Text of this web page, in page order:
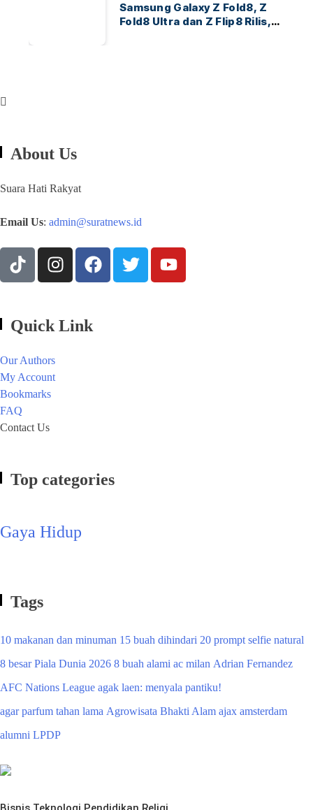
Samsung Galaxy Z Fold8, Z
Fold8 Ultra dan Z Flip8 Rilis,
About Us
Suara Hati Rakyat
Email Us: admin@suratnews.id
Quick Link
Our Authors
My Account
Bookmarks
FAQ
Contact Us
Top categories
Gaya Hidup
Tags
10 makanan dan minuman 15 buah dihindari 20 prompt selfie natural
8 besar Piala Dunia 2026 8 buah alami ac milan Adrian Fernandez
AFC Nations League agak laen: menyala pantiku!
agar parfum tahan lama Agrowisata Bhakti Alam ajax amsterdam
alumni LPDP